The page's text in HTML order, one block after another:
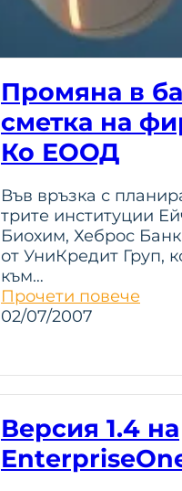
Промяна в
сметка на
Ко ЕООД
Във връзка с
трите институции
Биохим, Хеброс
от УниКредит Груп,
към…
Прочети повече
02/07/2007
Версия 1.4 на